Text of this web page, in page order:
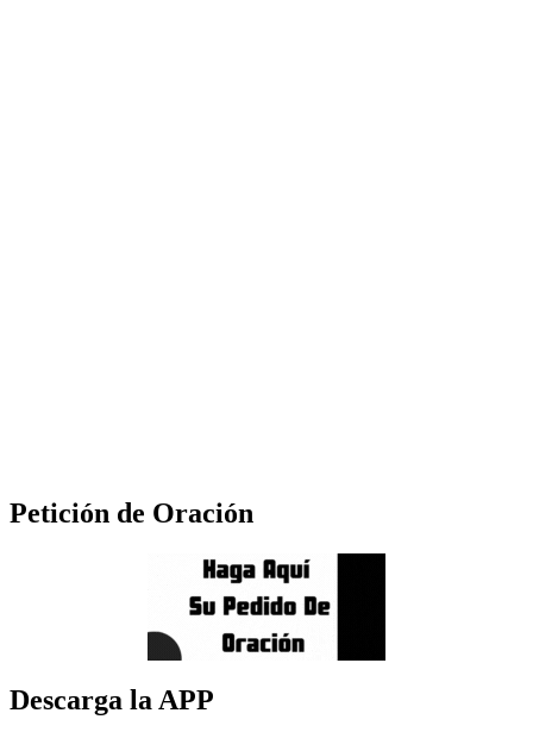
Petición de Oración
Descarga la APP